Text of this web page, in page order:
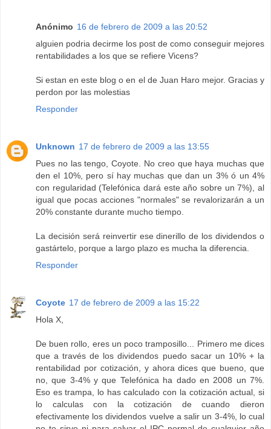
Anónimo 16 de febrero de 2009 a las 20:52
alguien podria decirme los post de como conseguir mejores
rentabilidades a los que se refiere Vicens?
Si estan en este blog o en el de Juan Haro mejor. Gracias y
perdon por las molestias
Responder
Unknown 17 de febrero de 2009 a las 13:55
Pues no las tengo, Coyote. No creo que haya muchas que
den el 10%, pero sí hay muchas que dan un 3% ó un 4%
con regularidad (Telefónica dará este año sobre un 7%), al
igual que pocas acciones "normales" se revalorizarán a un
20% constante durante mucho tiempo.
La decisión será reinvertir ese dinerillo de los dividendos o
gastártelo, porque a largo plazo es mucha la diferencia.
Responder
Coyote 17 de febrero de 2009 a las 15:22
Hola X,
De buen rollo, eres un poco tramposillo... Primero me dices
que a través de los dividendos puedo sacar un 10% + la
rentabilidad por cotización, y ahora dices que bueno, que
no, que 3-4% y que Telefónica ha dado en 2008 un 7%.
Eso es trampa, lo has calculado con la cotización actual, si
lo calculas con la cotización de cuando dieron
efectivamente los dividendos vuelve a salir un 3-4%, lo cual